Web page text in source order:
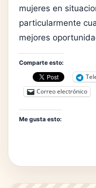
mujeres en
particularmente
mejores
Comparte esto:
Correo electrónico
Me gusta esto: